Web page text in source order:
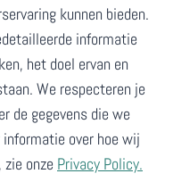
kunnen bieden.
informatie
het doel ervan en
We respecteren je
de gegevens die we
over hoe wij
onze Privacy Policy.